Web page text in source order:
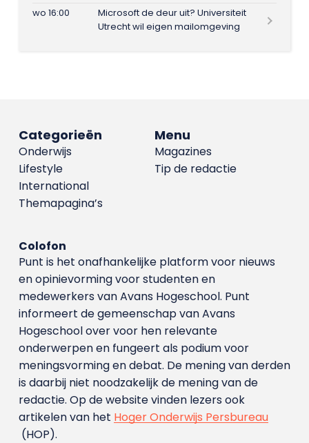
wo 16:00
Microsoft de deur uit? Universiteit
Utrecht wil eigen mailomgeving
Menu
Magazines
Tip de redactie
Categorieën
Onderwijs
Lifestyle
International
Themapagina’s
Colofon
Punt is het onafhankelijke platform voor nieuws
en opinievorming voor studenten en
medewerkers van Avans Hoge­school. Punt
informeert de gemeenschap van Avans
Hogeschool over voor hen relevante
onderwerpen en fungeert als podium voor
meningsvorming en debat. De mening van derden
is daarbij niet noodzakelijk de mening van de
redactie. Op de website vinden lezers ook
artikelen van het Hoger Onderwijs Persbureau
(HOP).